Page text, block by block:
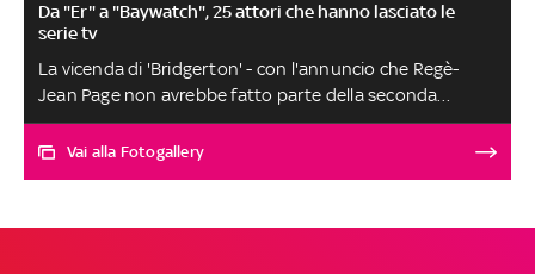
Da "Er" a "Baywatch", 25 attori che hanno lasciato le
serie tv
La vicenda di 'Bridgerton' - con l'annuncio che Regè-
Jean Page non avrebbe fatto parte della seconda
stagione - è solo l'ultimo dei molti casi in cui i fan di un
telefilm hanno dovuto salutare l'interprete più amato.
che hanno abbandonato prima del previsto le serie di
Vai alla Fotogallery